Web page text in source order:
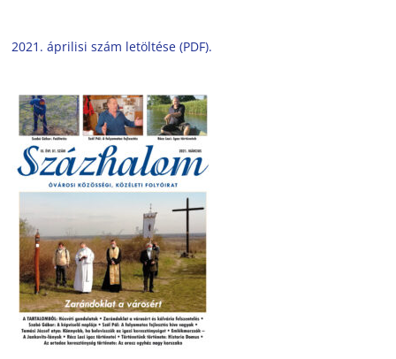
2021. áprilisi szám letöltése (PDF).